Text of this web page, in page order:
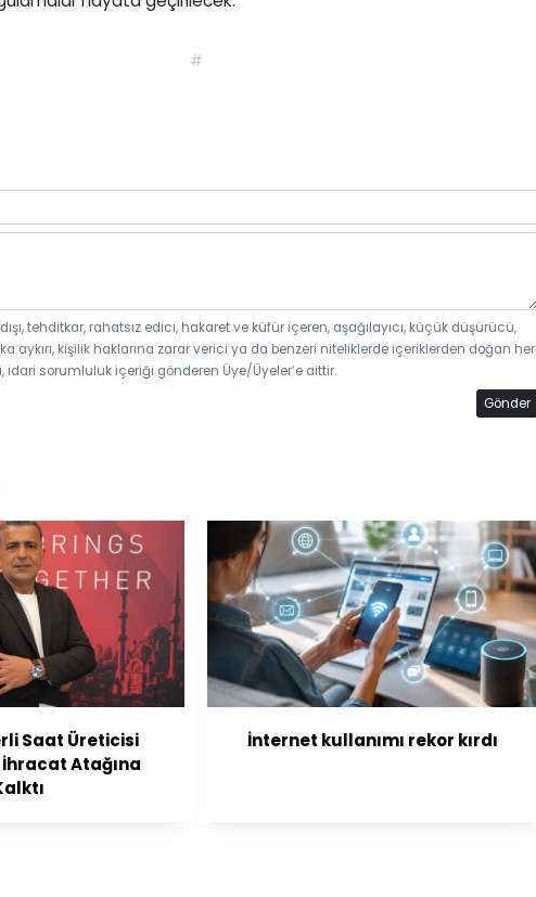
#
tehditkar, rahatsız edici, hakaret ve küfür içeren, aşağılayıcı, küçük düşürücü,
aykırı, kişilik haklarına zarar verici ya da benzeri niteliklerde içeriklerden doğan her
idari sorumluluk içeriği gönderen Üye/Üyeler’e aittir.
Gönder
Saat Üreticisi
Atağına
İnternet kullanımı rekor kırdı